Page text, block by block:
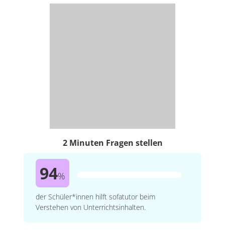
2 Minuten Fragen stellen
94%
der Schüler*innen hilft sofatutor beim
Verstehen von Unterrichtsinhalten.